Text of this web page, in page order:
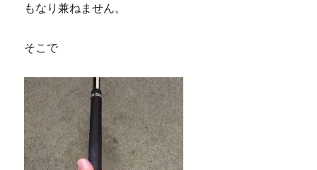
もなり兼ねません。
そこで